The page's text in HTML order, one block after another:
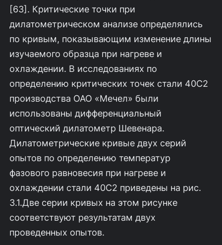
[63]. Критические точки при
дилатометрическом анализе определялись
по кривым, показывающим изменение длины
изучаемого образца при нагре­ве и
охлаждении. В исследованиях по
определению критических точек ста­ли 40С2
производства ОАО «Мечел» были
использованы дифференциальный
оптический дилатометр Шевенара.
Дилатометрические кривые двух серий
опытов по определению тем­ператур
фазового равновесия при нагреве и
охлаждении стали 40С2 приве­дены на рис.
3.1.Две серии кривых на этом рисунке
соответствуют результа­там двух
проведенных опытов.